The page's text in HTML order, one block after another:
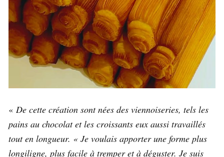
« De cette création sont nées des viennoiseries, tels les
pains au chocolat et les croissants eux aussi travaillés
tout en longueur. « Je voulais apporter une forme plus
longiligne, plus facile à tremper et à déguster. Je suis